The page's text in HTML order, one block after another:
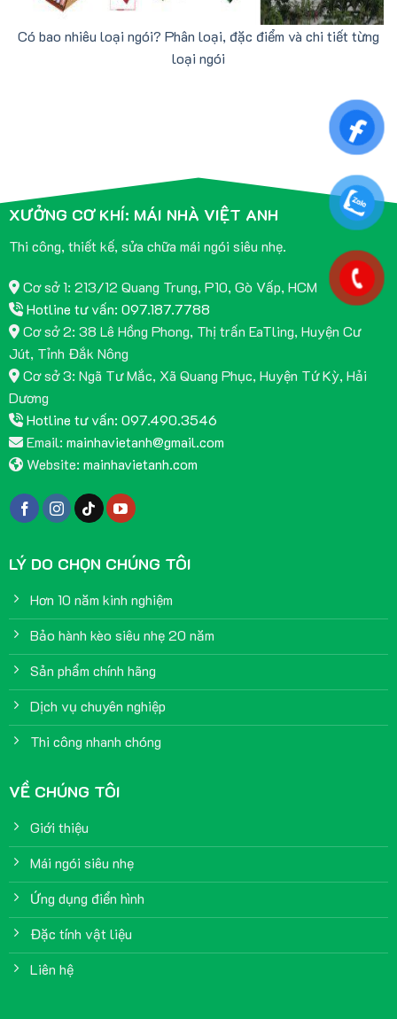
Có bao nhiêu loại ngói? Phân loại, đặc điểm và chi tiết từng
loại ngói
XƯỞNG CƠ KHÍ: MÁI NHÀ VIỆT ANH
Thi công, thiết kế, sửa chữa mái ngói siêu nhẹ.
Cơ sở 1: 213/12 Quang Trung, P10, Gò Vấp, HCM
Hotline tư vấn: 097.187.7788
Cơ sở 2: 38 Lê Hồng Phong, Thị trấn EaTling, Huyện Cư
Jút, Tỉnh Đắk Nông
Cơ sở 3: Ngã Tư Mắc, Xã Quang Phục, Huyện Tứ Kỳ, Hải
Dương
Hotline tư vấn: 097.490.3546
Email: mainhavietanh@gmail.com
Website: mainhavietanh.com
LÝ DO CHỌN CHÚNG TÔI
Hơn 10 năm kinh nghiệm
Bảo hành kèo siêu nhẹ 20 năm
Sản phẩm chính hãng
Dịch vụ chuyên nghiệp
Thi công nhanh chóng
VỀ CHÚNG TÔI
Giới thiệu
Mái ngói siêu nhẹ
Ứng dụng điển hình
Đặc tính vật liệu
Liên hệ